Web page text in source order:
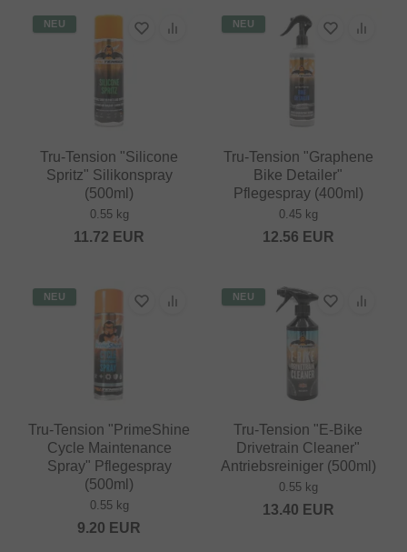
NEU
Tru-Tension "Silicone
Spritz" Silikonspray
(500ml)
0.55 kg
11.72 EUR
NEU
Tru-Tension "Graphene
Bike Detailer"
Pflegespray (400ml)
0.45 kg
12.56 EUR
NEU
Tru-Tension "PrimeShine
Cycle Maintenance
Spray" Pflegespray
(500ml)
0.55 kg
9.20 EUR
NEU
Tru-Tension "E-Bike
Drivetrain Cleaner"
Antriebsreiniger (500ml)
0.55 kg
13.40 EUR